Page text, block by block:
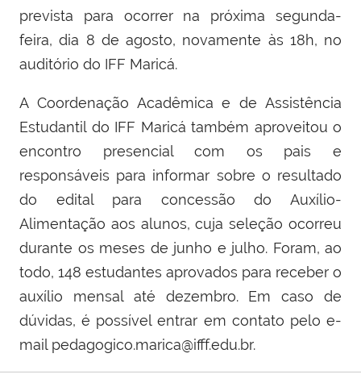
prevista para ocorrer na próxima segunda-
feira, dia 8 de agosto, novamente às 18h, no
auditório do IFF Maricá.
A Coordenação Acadêmica e de Assistência
Estudantil do IFF Maricá também aproveitou o
encontro presencial com os pais e
responsáveis para informar sobre o resultado
do edital para concessão do Auxílio-
Alimentação aos alunos, cuja seleção ocorreu
durante os meses de junho e julho. Foram, ao
todo, 148 estudantes aprovados para receber o
auxílio mensal até dezembro. Em caso de
dúvidas, é possível entrar em contato pelo e-
mail pedagogico.marica@ifff.edu.br.